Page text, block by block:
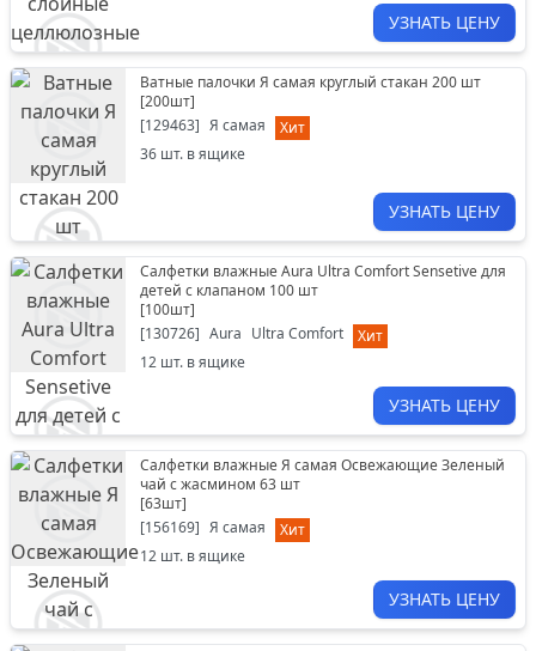
УЗНАТЬ ЦЕНУ
Ватные палочки Я самая круглый стакан 200 шт
[200шт]
[129463] Я самая
Хит
36 шт. в ящике
УЗНАТЬ ЦЕНУ
Салфетки влажные Aura Ultra Comfort Sensetive для
детей с клапаном 100 шт
[100шт]
[130726] Aura Ultra Comfort
Хит
12 шт. в ящике
УЗНАТЬ ЦЕНУ
Салфетки влажные Я самая Освежающие Зеленый
чай с жасмином 63 шт
[63шт]
[156169] Я самая
Хит
12 шт. в ящике
УЗНАТЬ ЦЕНУ